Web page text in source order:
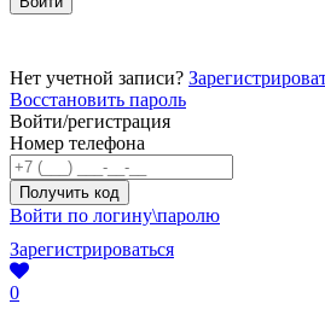
Нет учетной записи?
Восстановить пароль
Войти/регистрация
Номер телефона
Войти по логину\паролю
Зарегистрироваться
0